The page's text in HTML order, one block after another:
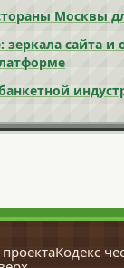
Москвы
зеркала сайта и
Кодекс